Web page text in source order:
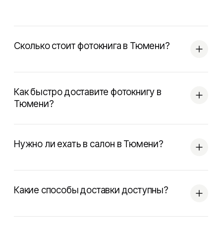
Сколько стоит фотокнига в Тюмени?
Как быстро доставите фотокнигу в
Тюмени?
Нужно ли ехать в салон в Тюмени?
Какие способы доставки доступны?